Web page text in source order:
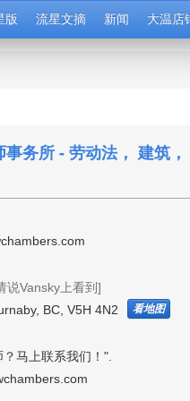
版 流星文摘 新闻 大温店
务所 - 劳动法， 建筑
说Vansky上看到]
BC, V5H 4N2看地图
马上联系我们！".